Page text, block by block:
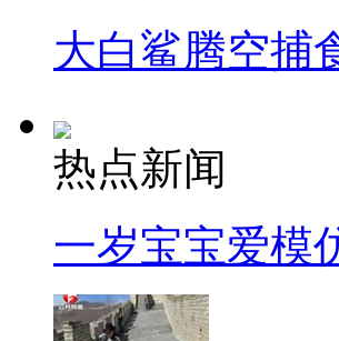
大白鲨腾空捕
热点新闻
一岁宝宝爱模